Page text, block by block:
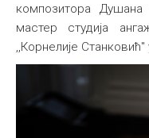
композитора
мастер студија
,,Корнелије Станковић"